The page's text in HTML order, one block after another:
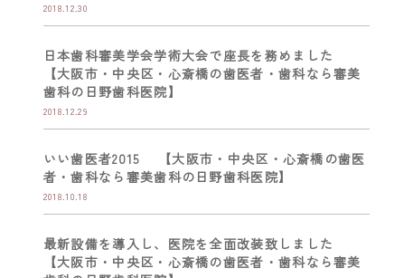
2018.12.30
日本歯科審美学会学術大会で座長を務めました
【大阪市・中央区・心斎橋の歯医者・歯科なら審美
歯科の日野歯科医院】
2018.12.29
いい歯医者2015 【大阪市・中央区・心斎橋の歯医
者・歯科なら審美歯科の日野歯科医院】
2018.10.18
最新設備を導入し、医院を全面改装致しました
【大阪市・中央区・心斎橋の歯医者・歯科なら審美